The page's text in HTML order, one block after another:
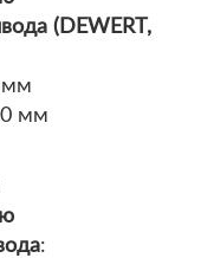
(DEWERT,
мм
мм
: